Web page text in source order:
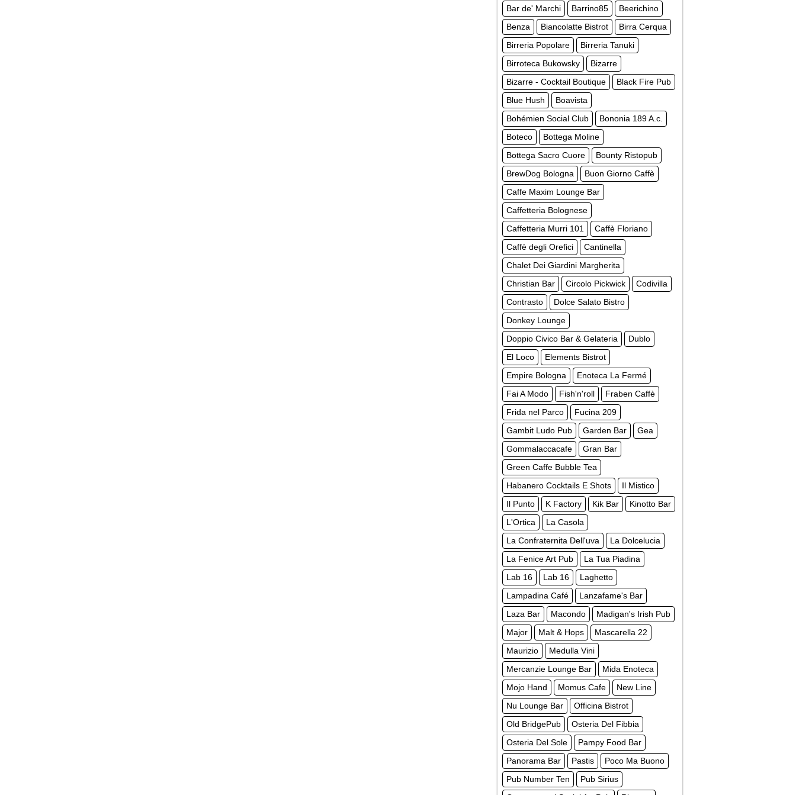
Bar de' Marchi
Barrino85
Beerichino
Benza
Biancolatte Bistrot
Birra Cerqua
Birreria Popolare
Birreria Tanuki
Birroteca Bukowsky
Bizarre
Bizarre - Cocktail Boutique
Black Fire Pub
Blue Hush
Boavista
Bohémien Social Club
Bononia 189 A.c.
Boteco
Bottega Moline
Bottega Sacro Cuore
Bounty Ristopub
BrewDog Bologna
Buon Giorno Caffè
Caffe Maxim Lounge Bar
Caffetteria Bolognese
Caffetteria Murri 101
Caffè Floriano
Caffè degli Orefici
Cantinella
Chalet Dei Giardini Margherita
Christian Bar
Circolo Pickwick
Codivilla
Contrasto
Dolce Salato Bistro
Donkey Lounge
Doppio Civico Bar & Gelateria
Dublo
El Loco
Elements Bistrot
Empire Bologna
Enoteca La Fermé
Fai A Modo
Fish'n'roll
Fraben Caffè
Frida nel Parco
Fucina 209
Gambit Ludo Pub
Garden Bar
Gea
Gommalaccacafe
Gran Bar
Green Caffe Bubble Tea
Habanero Cocktails E Shots
Il Mistico
Il Punto
K Factory Kik Bar
Kinotto Bar
L'Ortica
La Casola
La Confraternita Dell'uva
La Dolcelucia
La Fenice Art Pub
La Tua Piadina
Lab 16
Lab 16
Laghetto
Lampadina Café
Lanzafame's Bar
Laza Bar
Macondo
Madigan's Irish Pub
Major
Malt & Hops
Mascarella 22
Maurizio
Medulla Vini
Mercanzie Lounge Bar
Mida Enoteca
Mojo Hand
Momus Cafe
New Line
Nu Lounge Bar
Officina Bistrot
Old BridgePub
Osteria Del Fibbia
Osteria Del Sole
Pampy Food Bar
Panorama Bar
Pastis
Poco Ma Buono
Pub Number Ten
Pub Sirius